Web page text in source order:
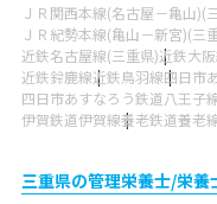
ＪＲ関西本線(名古屋－亀山)(
ＪＲ紀勢本線(亀山－新宮)(三
近鉄名古屋線(三重県)近鉄大
近鉄鈴鹿線近鉄鳥羽線四日市
四日市あすなろう鉄道八王子
伊賀鉄道伊賀線養老鉄道養老
三重県の管理栄養士/栄